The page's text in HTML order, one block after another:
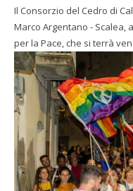
Il Consorzio del Cedro di
Marco Argentano - Scalea,
per la Pace, che si terrà